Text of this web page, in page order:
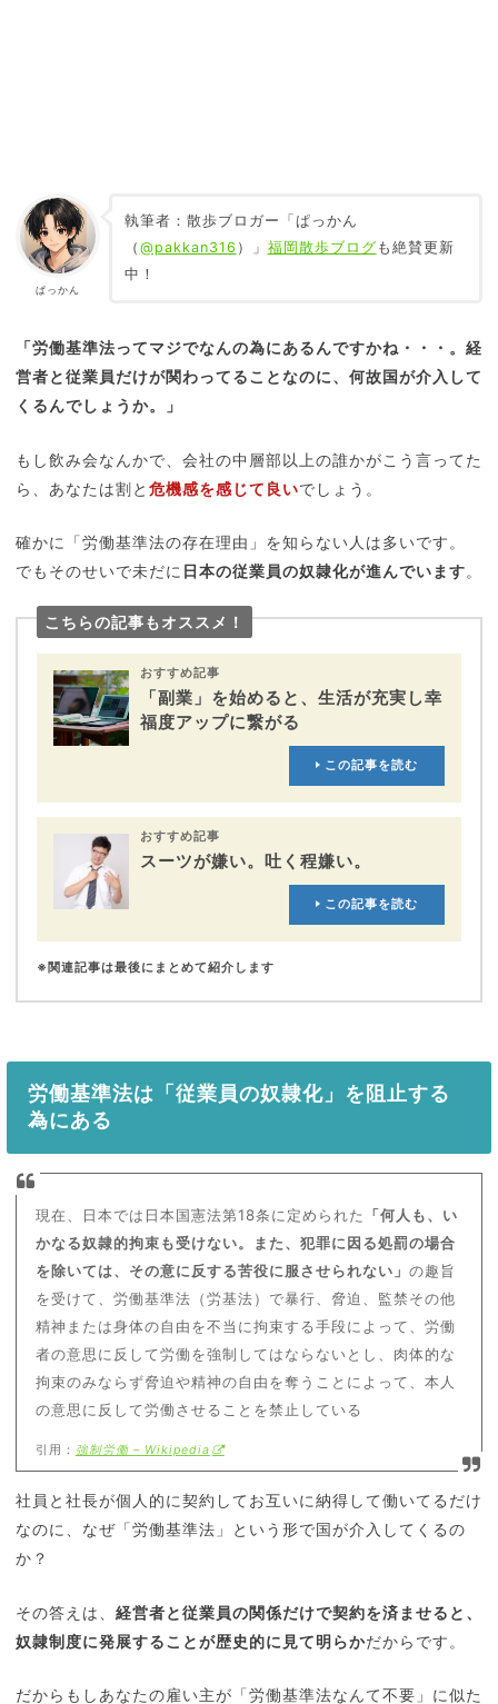
ぱっかん
執筆者：散歩ブロガー「ぱっかん
（ @pakkan316 ）」 福岡散歩ブログ も絶賛更新
中！
「労働基準法ってマジでなんの為にあるんですかね・・・。経
営者と従業員だけが関わってることなのに、何故国が介入して
くるんでしょうか。」
もし飲み会なんかで、会社の中層部以上の誰かがこう言ってた
ら、あなたは割と 危機感を感じて良いでしょう。
確かに「労働基準法の存在理由」を知らない人は多いです。
でもそのせいで未だに 日本の従業員の奴隷化が進んでいます。
こちらの記事もオススメ！
おすすめ記事
「副業」を始めると、生活が充実し幸
福度アップに繋がる
この記事を読む
おすすめ記事
スーツが嫌い。吐く程嫌い。
この記事を読む
※関連記事は最後にまとめて紹介します
労働基準法は「従業員の奴隷化」を阻止する
為にある
現在、日本では日本国憲法第18条に定められた 「何人も、い
かなる奴隷的拘束も受けない。また、犯罪に因る処罰の場合
を除いては、その意に反する苦役に服させられない」 の趣旨
を受けて、労働基準法（労基法）で暴行、脅迫、監禁その他
精神または身体の自由を不当に拘束する手段によって、労働
者の意思に反して労働を強制してはならないとし、肉体的な
拘束のみならず脅迫や精神の自由を奪うことによって、本人
の意思に反して労働させることを禁止している
引用： 強制労働 – Wikipedia
社員と社長が個人的に契約してお互いに納得して働いてるだけ
なのに、なぜ「労働基準法」という形で国が介入してくるの
か？
その答えは、 経営者と従業員の関係だけで契約を済ませると、
奴隷制度に発展することが歴史的に見て明らかだからです。
だからもしあなたの雇い主が「労働基準法なんて不要」に似た